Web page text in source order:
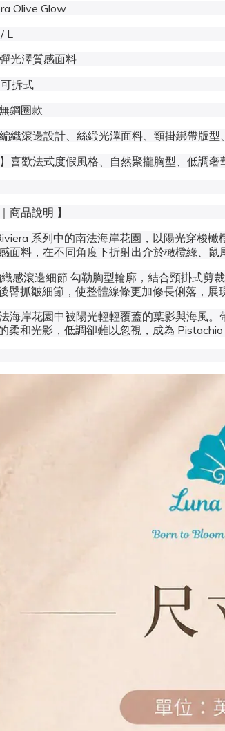
Olive Glow
L
光澤質感面料
拆式
鋼圈款
織滾邊設計、絲緞光澤面料、頸掛綁帶版
】喜歡法式度假風格、自然聚攏胸型、低調
商品說明 】
系列中的南法海岸花園，以陽光穿梭橄
面料，在不同角度下折射出介於橄欖綠、鼠
感滾邊細節 勾勒胸型輪廓，結合頸掛式剪
臀抓皺細節，使整體線條更加修長俐落，展
海岸花園中被陽光輕輕覆蓋的葉影與海風
柔和光影，低調卻難以忽視，成為